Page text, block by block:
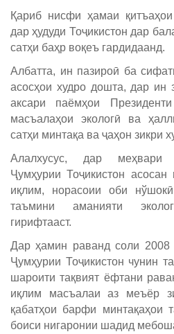
Қариб нисфи ҳамаи
дар ҳудуди Тоҷикистон дар
сатҳи баҳр воқеъ гардидаанд.
Албатта, ин пазироӣ ба
асосҳои худро дошта, дар ин
аксари паёмҳои
масъалаҳои экологӣ ва
сатҳи минтақа ва ҷаҳон зикри
Алалхусус, дар меҳвари
Ҷумҳурии Тоҷикистон асосан
иқлим, норасоии оби
таъмини аманияти
гирифтааст.
Дар ҳамин раванд соли
Ҷумҳурии Тоҷикистон чунин
шароити тақвият ёфтани
иқлим масъалаи аз меъёр
қабатҳои барфи минтақаҳои
боиси нигаронии шадид